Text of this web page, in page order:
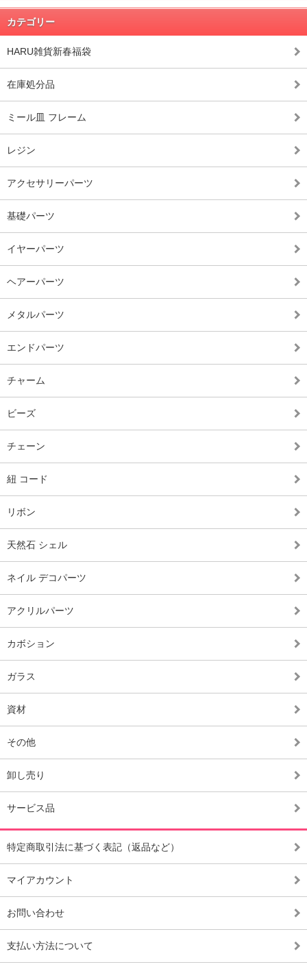
カテゴリー
HARU雑貨新春福袋
在庫処分品
ミール皿 フレーム
レジン
アクセサリーパーツ
基礎パーツ
イヤーパーツ
ヘアーパーツ
メタルパーツ
エンドパーツ
チャーム
ビーズ
チェーン
紐 コード
リボン
天然石 シェル
ネイル デコパーツ
アクリルパーツ
カボション
ガラス
資材
その他
卸し売り
サービス品
特定商取引法に基づく表記（返品など）
マイアカウント
お問い合わせ
支払い方法について